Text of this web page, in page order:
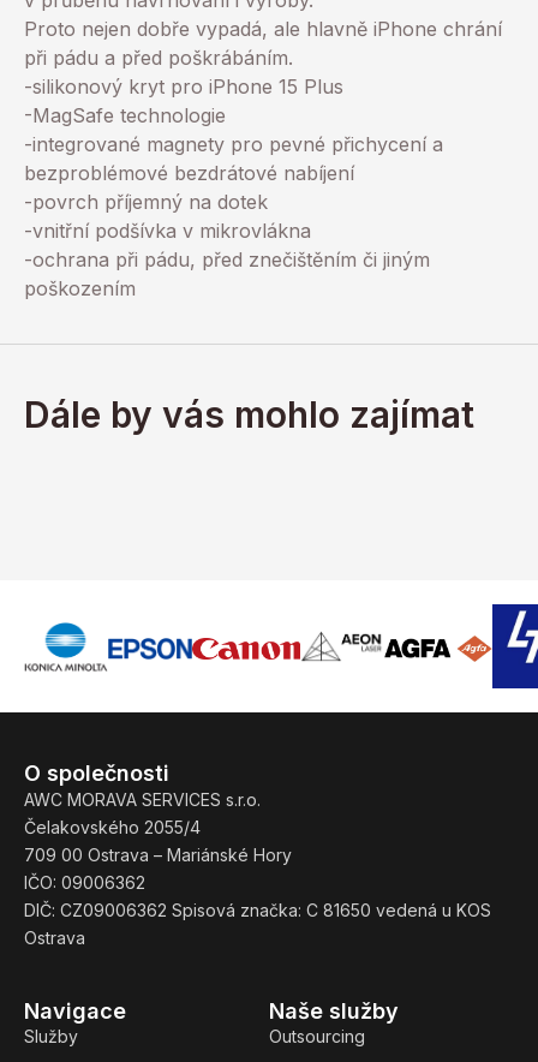
Proto nejen dobře vypadá, ale hlavně iPhone chrání
při pádu a před poškrábáním.
-silikonový kryt pro iPhone 15 Plus
-MagSafe technologie
-integrované magnety pro pevné přichycení a
bezproblémové bezdrátové nabíjení
-povrch příjemný na dotek
-vnitřní podšívka v mikrovlákna
-ochrana při pádu, před znečištěním či jiným
poškozením
Dále by vás mohlo zajímat
Naše služby
Outsourcing
Navigace
Služby
O společnosti
AWC MORAVA SERVICES s.r.o.
Čelakovského 2055/4
709 00 Ostrava – Mariánské Hory
IČO: 09006362
DIČ: CZ09006362 Spisová značka: C 81650 vedená u KOS
Ostrava